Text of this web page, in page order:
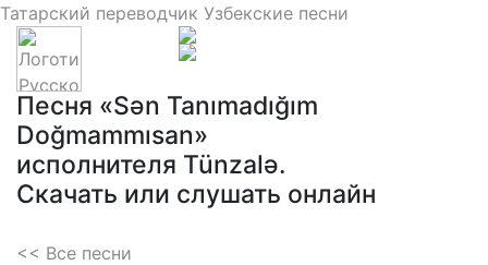
Татарский переводчик Узбекские песни
Песня «Sən Tanımadığım
Doğmammısan»
исполнителя Tünzalə.
Скачать или слушать онлайн
<< Все песни